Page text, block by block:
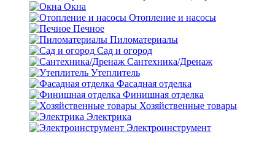
Окна
Отопление и насосы
Печное
Пиломатериалы
Сад и огород
Сантехника/Дренаж
Утеплитель
Фасадная отделка
Финишная отделка
Хозяйственные товары
Электрика
Электроинструмент